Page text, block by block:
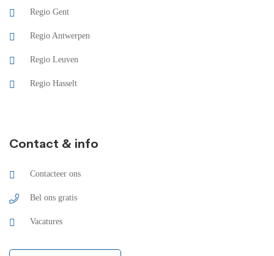
Regio Gent
Regio Antwerpen
Regio Leuven
Regio Hasselt
Contact & info
Contacteer ons
Bel ons gratis
Vacatures